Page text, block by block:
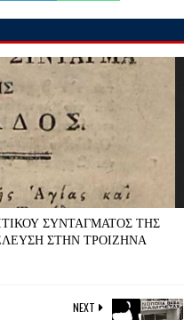
ΣΥΝΤΑΓΜΑΤΟΣ ΤΗΣ
ΣΤΗΝ ΤΡΟΙΖΗΝΑ
NEXT